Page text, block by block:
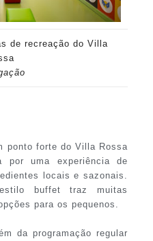
de recreação do Villa
ponto forte do Villa Rossa
por uma experiência de
locais e sazonais.
buffet traz muitas
para os pequenos.
da programação regular